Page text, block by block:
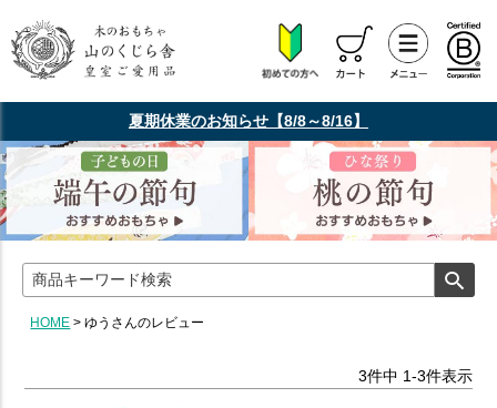
夏期休業のお知らせ【8/8～8/16】
HOME ゆうさんのレビュー
3件中 1-3件表示